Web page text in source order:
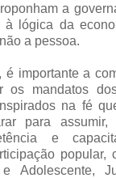
a
à lógica da
a pessoa.
é importante a
os mandatos
na fé
para
e
popular,
Adolescente,